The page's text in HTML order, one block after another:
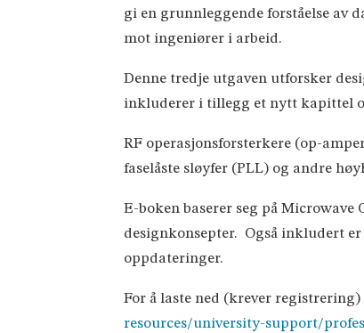
gi en grunnleggende forståelse av
mot ingeniører i arbeid.
Denne tredje utgaven utforsker
inkluderer i tillegg et nytt kapittel
RF operasjonsforsterkere (op-
faselåste sløyfer (PLL) og andre
E-boken baserer seg på
designkonsepter. Også inkludert
oppdateringer.
For å laste ned (krever
resources/university-support/